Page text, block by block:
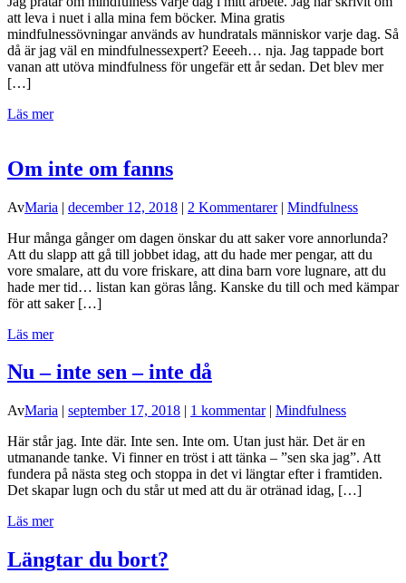
att leva i nuet i alla mina fem böcker. Mina gratis
mindfulnessövningar används av hundratals människor varje dag. Så
då är jag väl en mindfulnessexpert? Eeeeh… nja. Jag tappade bort
vanan att utöva mindfulness för ungefär ett år sedan. Det blev mer
[…]
Läs mer
Om inte om fanns
AvMaria | december 12, 2018 | 2 Kommentarer| Mindfulness
Hur många gånger om dagen önskar du att saker vore annorlunda?
Att du slapp att gå till jobbet idag, att du hade mer pengar, att du
vore smalare, att du vore friskare, att dina barn vore lugnare, att du
hade mer tid… listan kan göras lång. Kanske du till och med kämpar
för att saker […]
Läs mer
Nu – inte sen – inte då
AvMaria | september 17, 2018 | 1 kommentar| Mindfulness
Här står jag. Inte där. Inte sen. Inte om. Utan just här. Det är en
utmanande tanke. Vi finner en tröst i att tänka – ”sen ska jag”. Att
fundera på nästa steg och stoppa in det vi längtar efter i framtiden.
Det skapar lugn och du står ut med att du är otränad idag, […]
Läs mer
Längtar du bort?